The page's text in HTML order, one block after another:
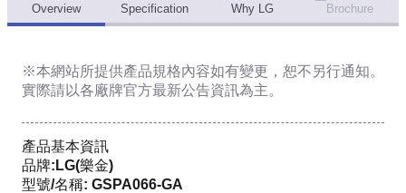
Overview Specification Why LG Brochure
※本網站所提供產品規格內容如有變更，恕不另行通知。
實際請以各廠牌官方最新公告資訊為主。
產品基本資訊
品牌:LG(樂金)
型號/名稱: GSPA066-GA